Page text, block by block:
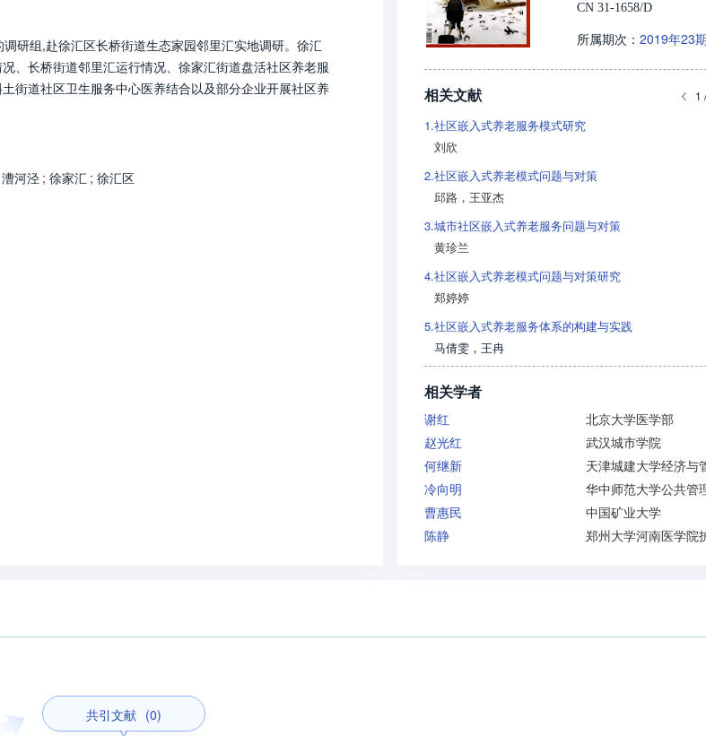
研组,赴徐汇区长桥街道生态家园邻里汇实地调研。徐汇
、长桥街道邻里汇运行情况、徐家汇街道盘活社区养老服
街道社区卫生服务中心医养结合以及部分企业开展社区养
漕河泾 ; 徐家汇 ; 徐汇区
CN 31-1658/D
所属期次： 2019年23
相关文献 1
1.社区嵌入式养老服务模式研究
刘欣
2.社区嵌入式养老模式问题与对策
邱路 ， 王亚杰
3.城市社区嵌入式养老服务问题与对策
黄珍兰
4.社区嵌入式养老模式问题与对策研究
郑婷婷
5.社区嵌入式养老服务体系的构建与实践
马倩雯 ， 王冉
相关学者
谢红
北京大学医学部
赵光红
武汉城市学院
何继新
冷向明
曹惠民
中国矿业大学
陈静
共引文献 (0)